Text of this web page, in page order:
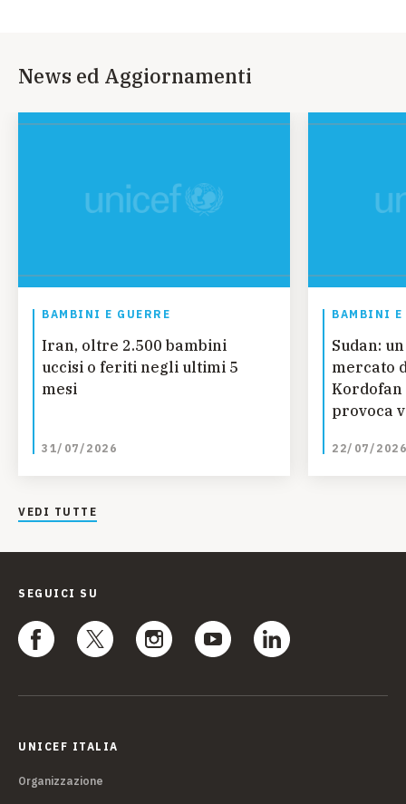
News ed Aggiornamenti
BAMBINI E GUERRE
Iran, oltre 2.500 bambini
uccisi o feriti negli ultimi 5
mesi
31/07/2026
BAMBINI E
Sudan:
mercato
provoca
22/07/2026
VEDI TUTTE
SEGUICI SU
UNICEF ITALIA
Organizzazione